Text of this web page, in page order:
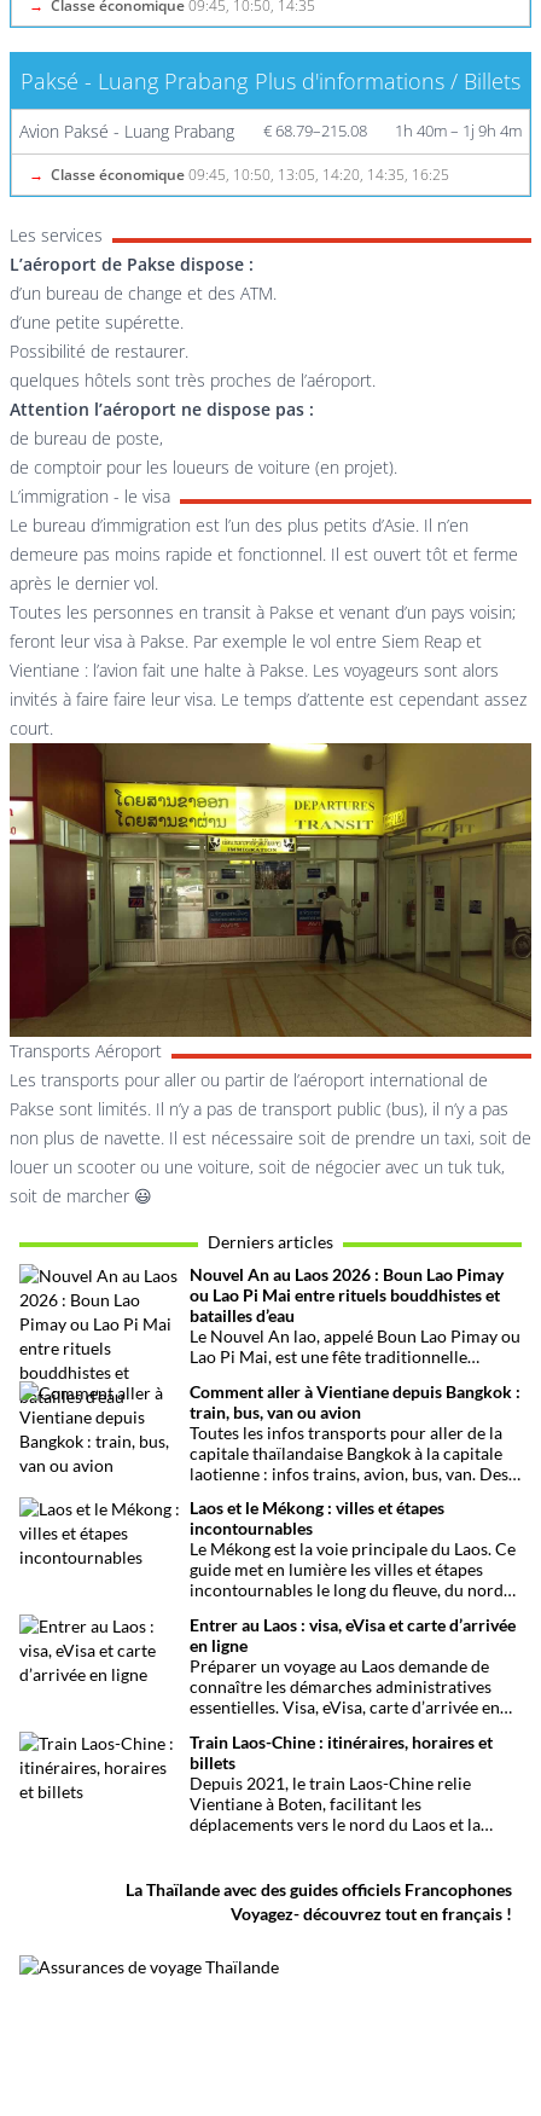
→ Classe économique09:45, 10:50, 14:35
Paksé - Luang Prabang Plus d'informations / Billets
Avion Paksé - Luang Prabang € 68.79–215.08 1h 40m – 1j 9h 4m
→ Classe économique09:45, 10:50, 13:05, 14:20, 14:35, 16:25
Les services
L’aéroport de Pakse dispose :
d’un bureau de change et des ATM.
d’une petite supérette.
Possibilité de restaurer.
quelques hôtels sont très proches de l’aéroport.
Attention l’aéroport ne dispose pas :
de bureau de poste,
de comptoir pour les loueurs de voiture (en projet).
L’immigration - le visa
Le bureau d’immigration est l’un des plus petits d’Asie. Il n’en
demeure pas moins rapide et fonctionnel. Il est ouvert tôt et ferme
après le dernier vol.
Toutes les personnes en transit à Pakse et venant d’un pays voisin;
feront leur visa à Pakse. Par exemple le vol entre Siem Reap et
Vientiane : l’avion fait une halte à Pakse. Les voyageurs sont alors
invités à faire faire leur visa. Le temps d’attente est cependant assez
court.
Transports Aéroport
Les transports pour aller ou partir de l’aéroport international de
Pakse sont limités. Il n’y a pas de transport public (bus), il n’y a pas
non plus de navette. Il est nécessaire soit de prendre un taxi, soit de
louer un scooter ou une voiture, soit de négocier avec un tuk tuk,
soit de marcher 😃
Derniers articles
Nouvel An au Laos 2026 : Boun Lao Pimay
ou Lao Pi Mai entre rituels bouddhistes et
batailles d’eau
Le Nouvel An lao, appelé Boun Lao Pimay ou
Lao Pi Mai, est une fête traditionnelle
Laos. Ce festival, rythmé par des rituels
religieux, des cérémonies familiales et les
fameuses batailles d’eau, marque le début de
la nouvelle année lunaire laotienne.
Comment aller à Vientiane depuis Bangkok :
train, bus, van ou avion
Toutes les infos transports pour aller de la
capitale thaïlandaise Bangkok à la capitale
laotienne : infos trains, avion, bus, van. Des
Laos et le Mékong : villes et étapes
incontournables
Le Mékong est la voie principale du Laos. Ce
guide met en lumière les villes et étapes
incontournables le long du fleuve, du nord
Entrer au Laos : visa, eVisa et carte d’arrivée
en ligne
Préparer un voyage au Laos demande de
connaître les démarches administratives
essentielles. Visa, eVisa, carte d’arrivée en
complet pour franchir la frontière en toute
simplicité.
Train Laos-Chine : itinéraires, horaires et
billets
Depuis 2021, le train Laos-Chine relie
Vientiane à Boten, facilitant les
déplacements vers le nord du Laos et la
La Thaïlande avec des guides officiels Francophones
Voyagez- découvrez tout en français !